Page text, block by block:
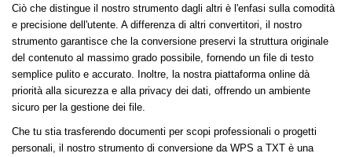
Ciò che distingue il nostro strumento dagli altri è l'enfasi sulla comodità
e precisione dell'utente. A differenza di altri convertitori, il nostro
strumento garantisce che la conversione preservi la struttura originale
del contenuto al massimo grado possibile, fornendo un file di testo
semplice pulito e accurato. Inoltre, la nostra piattaforma online dà
priorità alla sicurezza e alla privacy dei dati, offrendo un ambiente
sicuro per la gestione dei file.
Che tu stia trasferendo documenti per scopi professionali o progetti
personali, il nostro strumento di conversione da WPS a TXT è una